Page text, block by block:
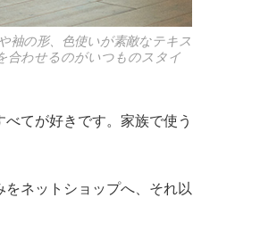
袖の形、色使いが素敵なテキス
合わせるのがいつものスタイ
てが好きです。家族で使う
ネットショップへ、それ以